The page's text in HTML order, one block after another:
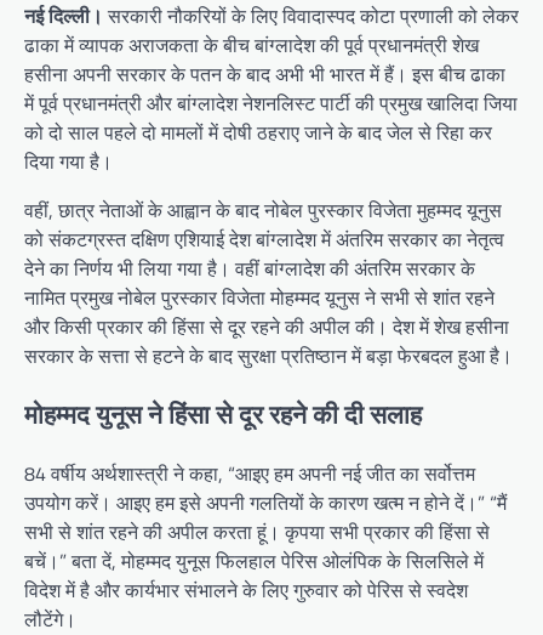
नई दिल्ली। सरकारी नौकरियों के लिए विवादास्पद कोटा प्रणाली को लेकर
ढाका में व्यापक अराजकता के बीच बांग्लादेश की पूर्व प्रधानमंत्री शेख
हसीना अपनी सरकार के पतन के बाद अभी भी भारत में हैं। इस बीच ढाका
में पूर्व प्रधानमंत्री और बांग्लादेश नेशनलिस्ट पार्टी की प्रमुख खालिदा जिया
को दो साल पहले दो मामलों में दोषी ठहराए जाने के बाद जेल से रिहा कर
दिया गया है।
वहीं, छात्र नेताओं के आह्वान के बाद नोबेल पुरस्कार विजेता मुहम्मद यूनुस
को संकटग्रस्त दक्षिण एशियाई देश बांग्लादेश में अंतरिम सरकार का नेतृत्व
देने का निर्णय भी लिया गया है। वहीं बांग्लादेश की अंतरिम सरकार के
नामित प्रमुख नोबेल पुरस्कार विजेता मोहम्मद यूनुस ने सभी से शांत रहने
और किसी प्रकार की हिंसा से दूर रहने की अपील की। देश में शेख हसीना
सरकार के सत्ता से हटने के बाद सुरक्षा प्रतिष्ठान में बड़ा फेरबदल हुआ है।
मोहम्मद युनूस ने हिंसा से दूर रहने की दी सलाह
84 वर्षीय अर्थशास्त्री ने कहा, “आइए हम अपनी नई जीत का सर्वोत्तम
उपयोग करें। आइए हम इसे अपनी गलतियों के कारण खत्म न होने दें।” “मैं
सभी से शांत रहने की अपील करता हूं। कृपया सभी प्रकार की हिंसा से
बचें।” बता दें, मोहम्मद युनूस फिलहाल पेरिस ओलंपिक के सिलसिले में
विदेश में है और कार्यभार संभालने के लिए गुरुवार को पेरिस से स्वदेश
लौटेंगे।